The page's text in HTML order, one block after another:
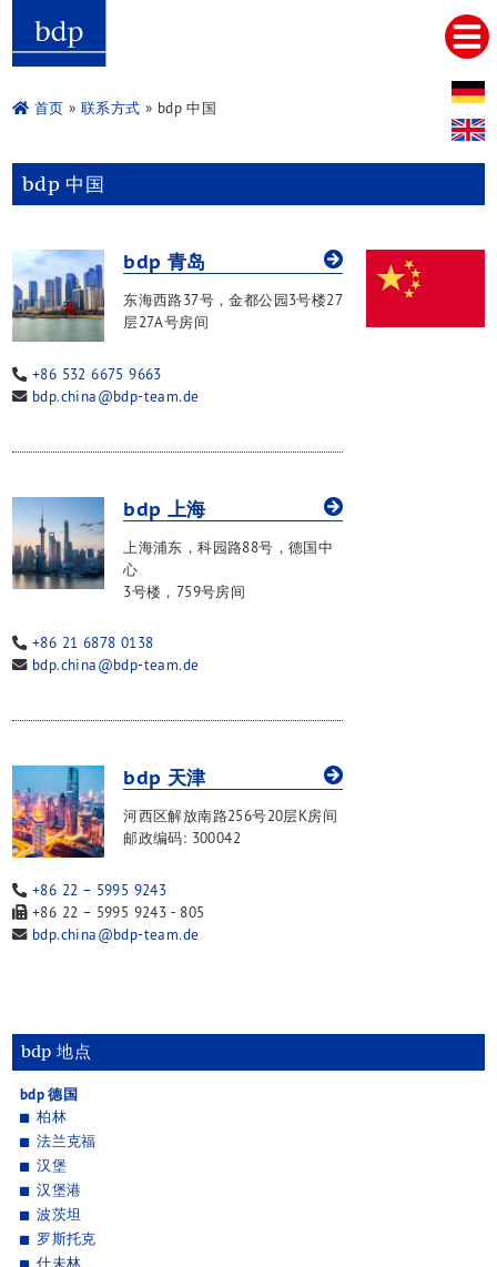
Hauptmenu
首页
法律咨询及诉讼
审计及审计相关服务
企业重组及重組意见
并购及企业接班人
管理咨询
中国咨询
企业设立
簿记
税务咨询
中德并购
企业融资
工业服务
入境投资
活动
首页 »联系方式 » bdp 中国
bdp 中国
bdp 青岛
东海西路37号，金都公园3号楼27
层27A号房间
+86 532 6675 9663
bdp.china@bdp-team.de
bdp 上海
上海浦东，科园路88号，德国中
心
3号楼，759号房间
+86 21 6878 0138
bdp.china@bdp-team.de
bdp 天津
河西区解放南路256号20层K房间
邮政编码: 300042
+86 22 – 5995 9243
+86 22 – 5995 9243 - 805
bdp.china@bdp-team.de
bdp 地点
bdp 德国
柏林
法兰克福
汉堡
汉堡港
波茨坦
罗斯托克
什未林